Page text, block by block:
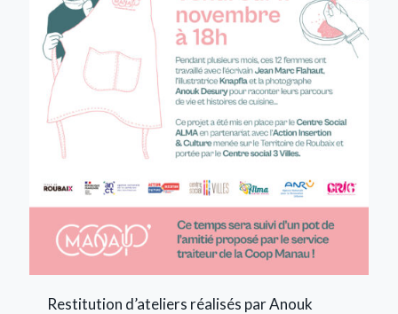
Restitution d’ateliers réalisés par Anouk